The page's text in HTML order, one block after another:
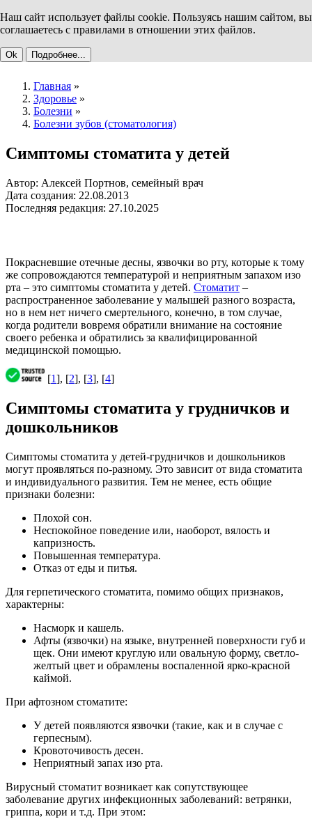
Наш сайт использует файлы cookie. Пользуясь нашим сайтом, вы
соглашаетесь с правилами в отношении этих файлов.
Ok Подробнее...
Главная »
Здоровье »
Болезни »
Болезни зубов (стоматология)
Симптомы стоматита у детей
Автор: Алексей Портнов, семейный врач
Дата создания: 22.08.2013
Последняя редакция: 27.10.2025
Покрасневшие отечные десны, язвочки во рту, которые к тому
же сопровождаются температурой и неприятным запахом изо
рта – это симптомы стоматита у детей. Стоматит –
распространенное заболевание у малышей разного возраста,
но в нем нет ничего смертельного, конечно, в том случае,
когда родители вовремя обратили внимание на состояние
своего ребенка и обратились за квалифицированной
медицинской помощью.
[1], [2], [3], [4]
Симптомы стоматита у грудничков и
дошкольников
Симптомы стоматита у детей-грудничков и дошкольников
могут проявляться по-разному. Это зависит от вида стоматита
и индивидуального развития. Тем не менее, есть общие
признаки болезни:
Плохой сон.
Неспокойное поведение или, наоборот, вялость и
капризность.
Повышенная температура.
Отказ от еды и питья.
Для герпетического стоматита, помимо общих признаков,
характерны:
Насморк и кашель.
Афты (язвочки) на языке, внутренней поверхности губ и
щек. Они имеют круглую или овальную форму, светло-
желтый цвет и обрамлены воспаленной ярко-красной
каймой.
При афтозном стоматите:
У детей появляются язвочки (такие, как и в случае с
герпесным).
Кровоточивость десен.
Неприятный запах изо рта.
Вирусный стоматит возникает как сопутствующее
заболевание других инфекционных заболеваний: ветрянки,
гриппа, кори и т.д. При этом: